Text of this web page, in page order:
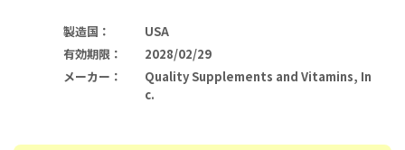
製造国 ：
USA
有効期限 ：
2028/02/29
メーカー ：
Quality Supplements and Vitamins, In
c.